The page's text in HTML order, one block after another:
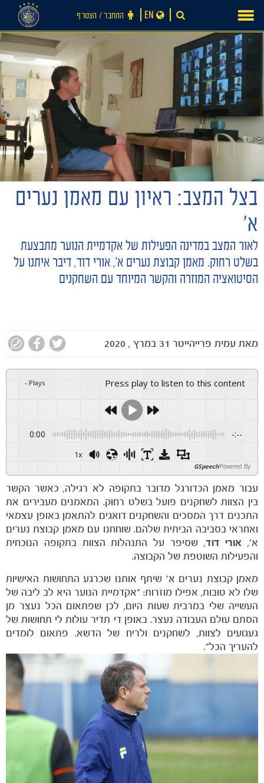
חדשות
content
התחבר ‪/‬ הצטרף EN
בצל המצב: ראיון עם מאמן נערים
א׳
לאור המצב במדינה הפעילות של אקדמיית הנוער מתבצעת
בשלט רחוק. מאמן קבוצת נערים א׳, אורי דוד, דיבר איתנו על
הסיטואציה המוזרה והקשר המיוחד עם השחקנים
מאת עמית פרייהייטר 31 במרץ , 2020
Press play to listen to this content
Plays
:
-
0:00 -:--
1x
Powered By
GSpeech
עבור מאמן הכדורגל מדובר בתקופה לא רגילה, כאשר הקשר
בין הצוות לשחקנים פועל בשלט רחוק. המאמנים מעבירים את
התכנים דרך המסכים והשחקנים דואגים להתאמן באופן עצמאי
ואחראי בסביבה הביתית שלהם. שוחחנו עם מאמן קבוצת נערים
א׳, אורי דוד, שסיפר על התנהלות הצוות בתקופה הנוכחית
והפעילות השוטפת של הקבוצה.
מאמן קבוצת נערים א׳ שיתף אותנו שכרגע התחושות האישיות
שלו לא טובות, אפילו מוזרות: ״אקדמיית הנוער היא לב ליבה של
העשייה שלי במרבית שעות היום, לכן שפתאום הכל נעצר מן
הסתם עולם העבודה נעצר. באופן די תדיר עולות לי תחושות של
געגועים לצוות, לשחקנים ולריח של הדשא. פתאום לומדים
להעריך הכל״.